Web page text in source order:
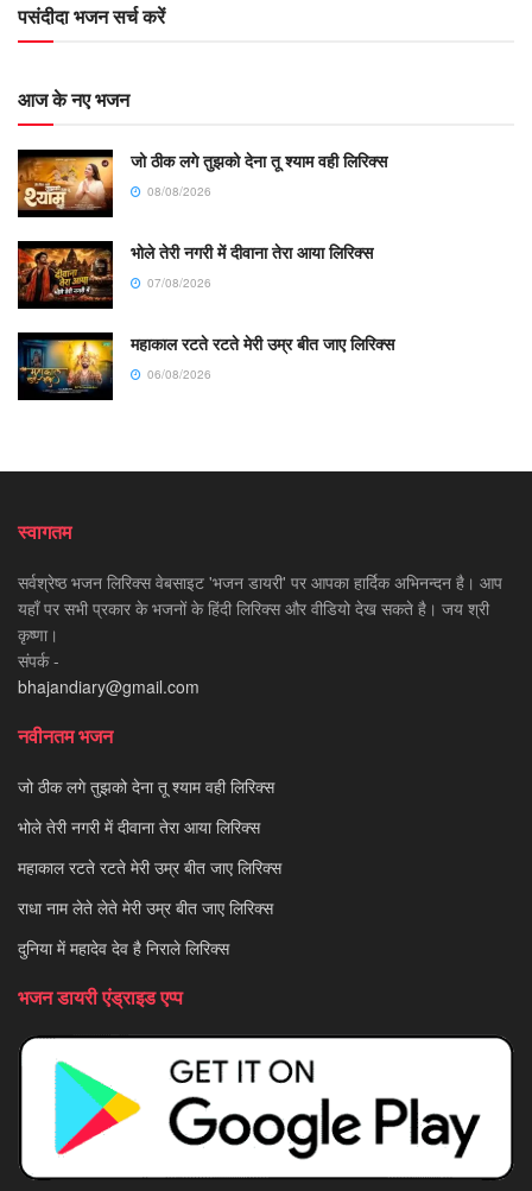
पसंदीदा भजन सर्च करें
आज के नए भजन
जो ठीक लगे तुझको देना तू श्याम वही लिरिक्स
08/08/2026
भोले तेरी नगरी में दीवाना तेरा आया लिरिक्स
07/08/2026
महाकाल रटते रटते मेरी उम्र बीत जाए लिरिक्स
06/08/2026
स्वागतम
सर्वश्रेष्ठ भजन लिरिक्स वेबसाइट 'भजन डायरी' पर आपका हार्दिक अभिनन्दन है। आप
यहाँ पर सभी प्रकार के भजनों के हिंदी लिरिक्स और वीडियो देख सकते है। जय श्री
कृष्णा।
संपर्क -
bhajandiary@gmail.com
नवीनतम भजन
जो ठीक लगे तुझको देना तू श्याम वही लिरिक्स
भोले तेरी नगरी में दीवाना तेरा आया लिरिक्स
महाकाल रटते रटते मेरी उम्र बीत जाए लिरिक्स
राधा नाम लेते लेते मेरी उम्र बीत जाए लिरिक्स
दुनिया में महादेव देव है निराले लिरिक्स
भजन डायरी एंड्राइड एप्प